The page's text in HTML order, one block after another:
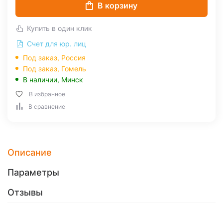
В корзину
Купить в один клик
Счет для юр. лиц
Под заказ, Россия
Под заказ, Гомель
В наличии, Минск
В избранное
В сравнение
Описание
Параметры
Отзывы